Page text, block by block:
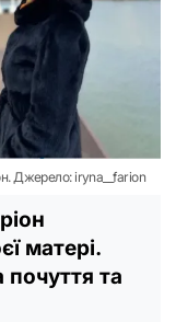
Джерело: iryna__farion
матері.
почуття та